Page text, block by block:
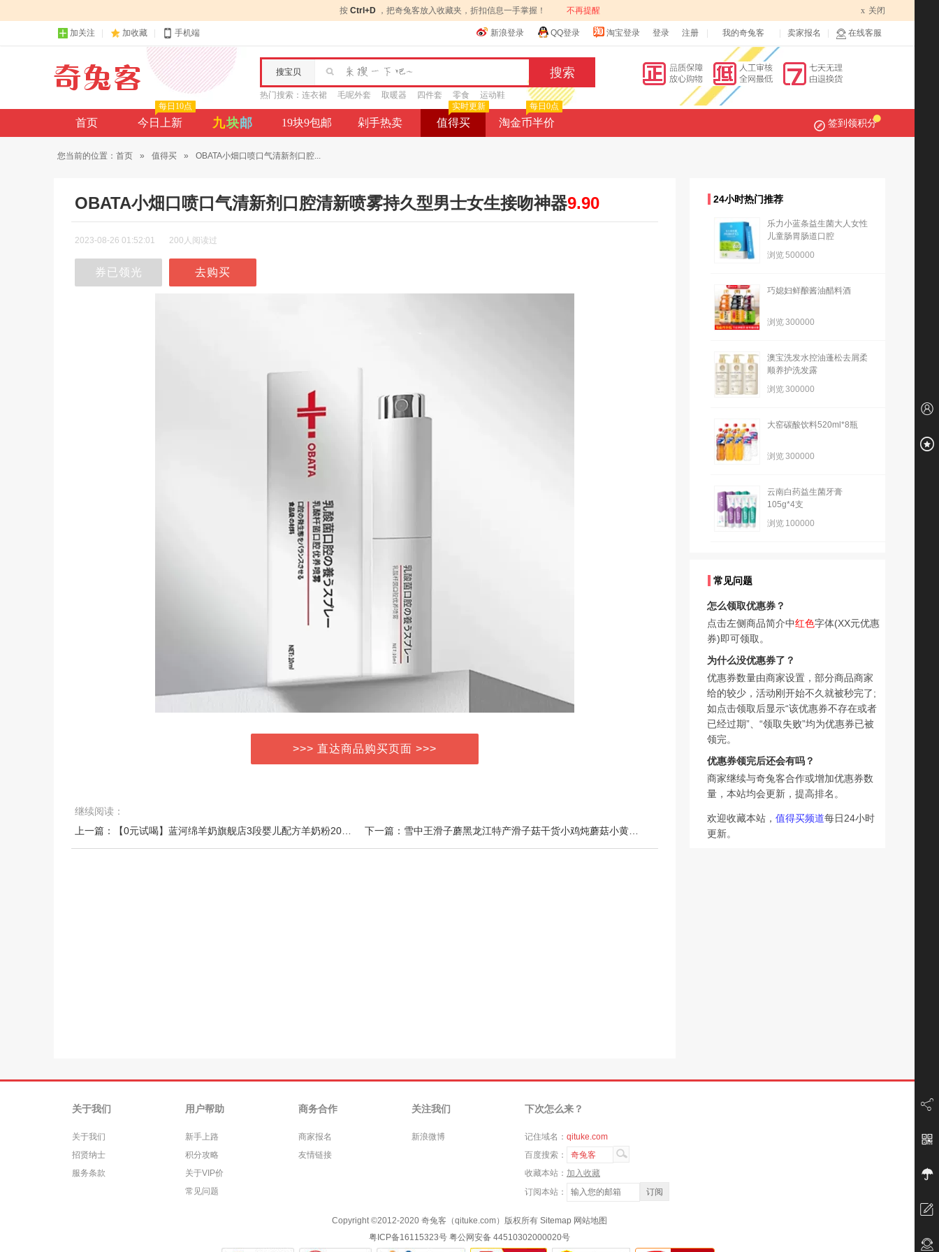
按 Ctrl+D ，把奇兔客放入收藏夹，折扣信息一手掌握！ 不再提醒 x 关闭
加关注 加收藏 手机端 新浪登录 QQ登录 淘宝登录 登录 注册 我的奇兔客 卖家报名 在线客服
搜宝贝
热门搜索： 连衣裙 毛呢外套 取暖器 四件套 零食 运动鞋
首页 今日上新
每日10点
九块邮 19块9包邮 剁手热卖 值得买
实时更新
淘金币半价
每日0点
签到领积分
您当前的位置： 首页 » 值得买 » OBATA小畑口喷口气清新剂口腔...
OBATA小畑口喷口气清新剂口腔清新喷雾持久型男士女生接吻神器9.90
2023-08-26 01:52:01 200人阅读过
券已领光 去购买
>>> 直达商品购买页面 >>>
继续阅读：
24小时热门推荐
乐力小蓝条益生菌大人女性
儿童肠胃肠道口腔
浏览500000
巧媳妇鲜酿酱油醋料酒
浏览300000
澳宝洗发水控油蓬松去屑柔
顺养护洗发露
浏览300000
大窑碳酸饮料520ml*8瓶
浏览300000
云南白药益生菌牙膏
105g*4支
浏览 100000
常见问题
怎么领取优惠券？
点击左侧商品简介中红色字体(XX元优惠
券)即可领取。
为什么没优惠券了？
优惠券数量由商家设置，部分商品商家
给的较少，活动刚开始不久就被秒完了;
如点击领取后显示“该优惠券不存在或者
已经过期”、“领取失败”均为优惠券已被
领完。
优惠券领完后还会有吗？
商家继续与奇兔客合作或增加优惠券数
量，本站均会更新，提高排名。
欢迎收藏本站， 值得买频道每日24小时
更新。
关于我们
关于我们
招贤纳士
服务条款
用户帮助
新手上路
积分攻略
关于VIP价
常见问题
商务合作
商家报名
友情链接
关注我们
新浪微博
下次怎么来？
记住域名： qituke.com
百度搜索：
奇兔客
收藏本站： 加入收藏
订阅本站：
Copyright ©2012-2020 奇兔客（qituke.com）版权所有 Sitemap 网站地图
粤ICP备16115323号 粤公网安备 44510302000020号